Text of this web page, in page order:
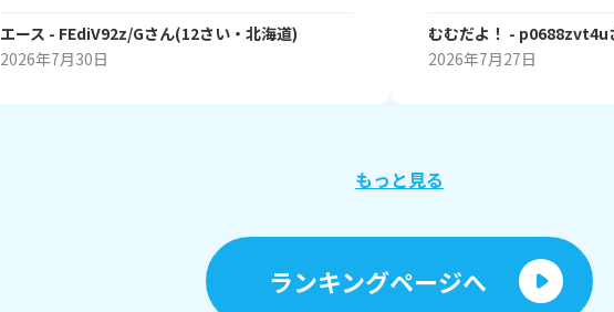
よ～ それではたくさんの回答を待ってます～Good
bye
エース - FEdiV92z/Gさん(12さい・ 北海道)
2026年7月30日
むむだよ！ - p0688zvt4u
2026年7月27日
もっと見る
ランキングページへ